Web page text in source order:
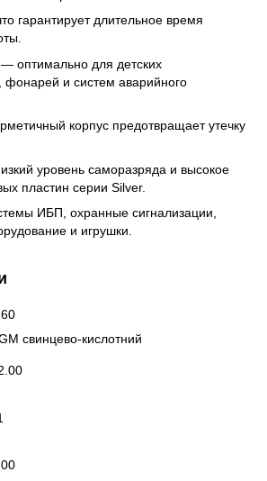
гарантирует длительное время
оптимально для детских
фонарей и систем аварийного
корпус предотвращает утечку
уровень саморазряда и высокое
пластин серии Silver.
ИБП, охранные сигнализации,
и игрушки.
свинцево-кислотний